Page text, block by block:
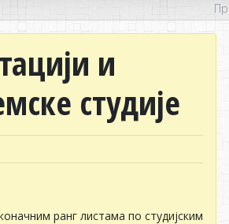
и
студије
ранг листама по студијским